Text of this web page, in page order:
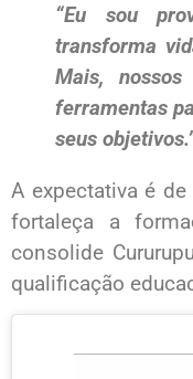
“Eu sou
transforma
Mais,
ferramentas
seus
A expectativa é
fortaleça a
consolide
qualificação